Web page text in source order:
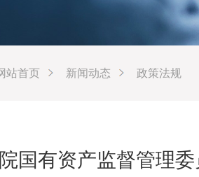
站首页 新闻动态 政策法规
国有资产监督管理